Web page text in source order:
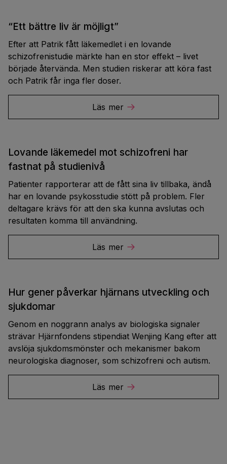
“Ett bättre liv är möjligt”
Efter att Patrik fått läkemedlet i en lovande
schizofrenistudie märkte han en stor effekt – livet
började återvända. Men studien riskerar att köra fast
och Patrik får inga fler doser.
Läs mer
Lovande läkemedel mot schizofreni har
fastnat på studienivå
Patienter rapporterar att de fått sina liv tillbaka, ändå
har en lovande psykosstudie stött på problem. Fler
deltagare krävs för att den ska kunna avslutas och
resultaten komma till användning.
Läs mer
Hur gener påverkar hjärnans utveckling och
sjukdomar
Genom en noggrann analys av biologiska signaler
strävar Hjärnfondens stipendiat Wenjing Kang efter att
avslöja sjukdomsmönster och mekanismer bakom
neurologiska diagnoser, som schizofreni och autism.
Läs mer